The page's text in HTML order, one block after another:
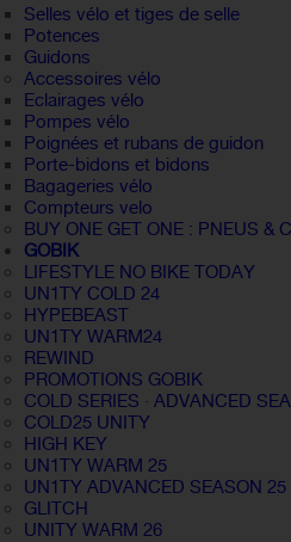
Selles vélo et tiges de selle
Potences
Guidons
Accessoires vélo
Eclairages vélo
Pompes vélo
Poignées et rubans de guidon
Porte-bidons et bidons
Bagageries vélo
Compteurs velo
BUY ONE GET ONE : PNEUS &
GOBIK
LIFESTYLE NO BIKE TODAY
UN1TY COLD 24
HYPEBEAST
UN1TY WARM24
REWIND
PROMOTIONS GOBIK
COLD SERIES · ADVANCED
COLD25 UNITY
HIGH KEY
UN1TY WARM 25
UN1TY ADVANCED SEASON 25
GLITCH
UNITY WARM 26